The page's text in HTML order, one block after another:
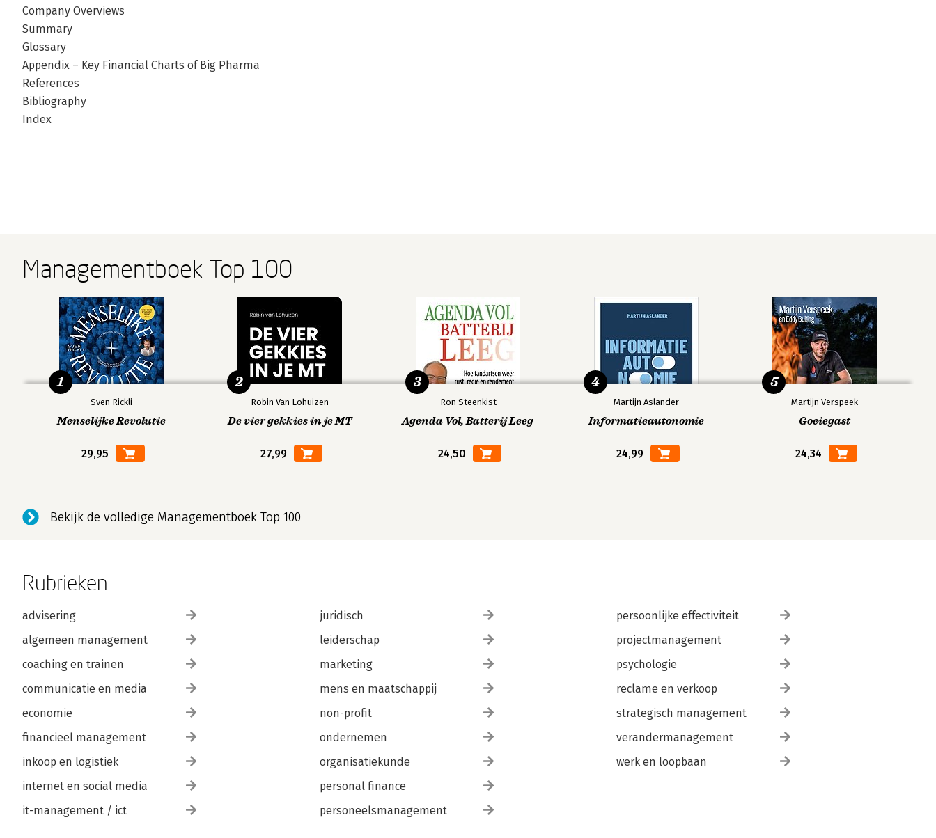
Company Overviews
Summary
Glossary
Appendix – Key Financial Charts of Big Pharma
References
Bibliography
Index
Managementboek Top 100
Sven Rickli
Menselijke Revolutie
29,95
1
Robin Van Lohuizen
De vier gekkies in je MT
27,99
2
Ron Steenkist
Agenda Vol, Batterij Leeg
24,50
3
Martijn Aslander
Informatieautonomie
24,99
4
Martijn Verspeek
Goeiegast
24,34
5
Bekijk de volledige Managementboek Top 100
Rubrieken
advisering
algemeen management
coaching en trainen
communicatie en media
economie
financieel management
inkoop en logistiek
internet en social media
it-management / ict
juridisch
leiderschap
marketing
mens en maatschappij
non-profit
ondernemen
organisatiekunde
personal finance
personeelsmanagement
persoonlijke effectiviteit
projectmanagement
psychologie
reclame en verkoop
strategisch management
verandermanagement
werk en loopbaan